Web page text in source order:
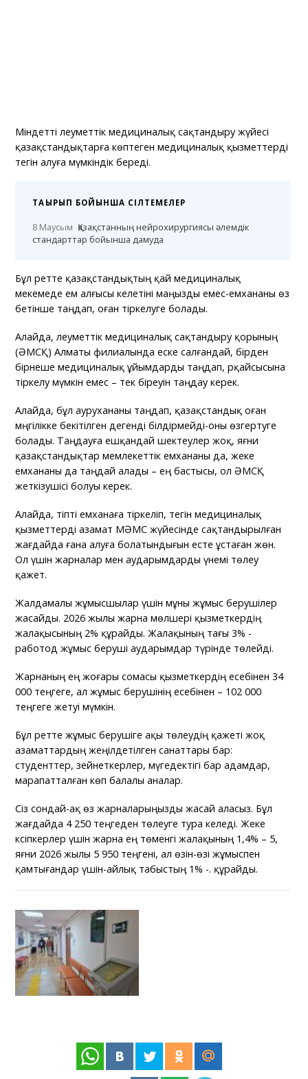
Міндетті әлеуметтік медициналық сақтандыру жүйесі
қазақстандықтарға көптеген медициналық қызметтерді
тегін алуға мүмкіндік береді.
ТАҚЫРЫП БОЙЫНША СІЛТЕМЕЛЕР
8 Маусым Қазақстанның нейрохирургиясы әлемдік
стандарттар бойынша дамуда
Бұл ретте қазақстандықтың қай медициналық
мекемеде ем алғысы келетіні маңызды емес-емхананы өз
бетінше таңдап, оған тіркелуге болады.
Алайда, әлеуметтік медициналық сақтандыру қорының
(ӘМСҚ) Алматы филиалында еске салғандай, бірден
бірнеше медициналық ұйымдарды таңдап, әрқайсысына
тіркелу мүмкін емес – тек біреуін таңдау керек.
Алайда, бұл аурухананы таңдап, қазақстандық оған
мәңгілікке бекітілген дегенді білдірмейді-оны өзгертуге
болады. Таңдауға ешқандай шектеулер жоқ, яғни
қазақстандықтар мемлекеттік емхананы да, жеке
емхананы да таңдай алады – ең бастысы, ол ӘМСҚ
жеткізушісі болуы керек.
Алайда, тіпті емханаға тіркеліп, тегін медициналық
қызметтерді азамат МӘМС жүйесінде сақтандырылған
жағдайда ғана алуға болатындығын есте ұстаған жөн.
Ол үшін жарналар мен аударымдарды үнемі төлеу
қажет.
Жалдамалы жұмысшылар үшін мұны жұмыс берушілер
жасайды. 2026 жылы жарна мөлшері қызметкердің
жалақысының 2% құрайды. Жалақының тағы 3% -
работод жұмыс беруші аударымдар түрінде төлейді.
Жарнаның ең жоғары сомасы қызметкердің есебінен 34
000 теңгеге, ал жұмыс берушінің есебінен – 102 000
теңгеге жетуі мүмкін.
Бұл ретте жұмыс берушіге ақы төлеудің қажеті жоқ
азаматтардың жеңілдетілген санаттары бар:
студенттер, зейнеткерлер, мүгедектігі бар адамдар,
марапатталған көп балалы аналар.
Сіз сондай-ақ өз жарналарыңызды жасай аласыз. Бұл
жағдайда 4 250 теңгеден төлеуге тура келеді. Жеке
кәсіпкерлер үшін жарна ең төменгі жалақының 1,4% – 5,
яғни 2026 жылы 5 950 теңгені, ал өзін-өзі жұмыспен
қамтығандар үшін-айлық табыстың 1% -. құрайды.